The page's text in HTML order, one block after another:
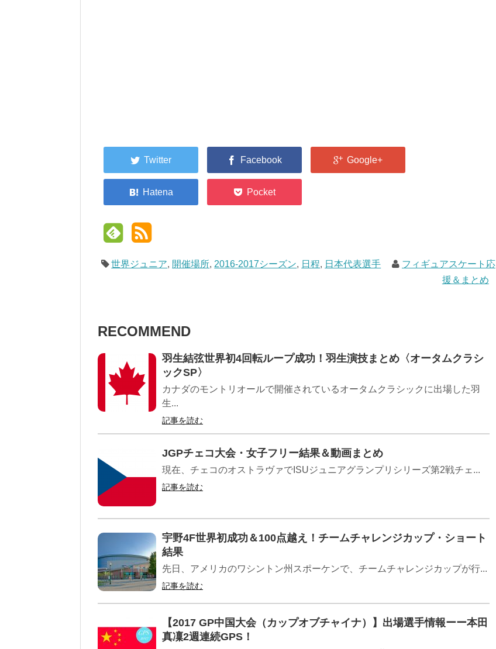
世界ジュニア, 開催場所, 2016-2017シーズン, 日程, 日本代表選手
フィギュアスケート応
援＆まとめ
RECOMMEND
羽生結弦世界初4回転ループ成功！羽生演技まとめ〈オータムクラシ
ックSP〉
カナダのモントリオールで開催されているオータムクラシックに出場した羽
生...
記事を読む
JGPチェコ大会・女子フリー結果＆動画まとめ
現在、チェコのオストラヴァでISUジュニアグランプリシリーズ第2戦チェ...
記事を読む
宇野4F世界初成功＆100点越え！チームチャレンジカップ・ショート
結果
先日、アメリカのワシントン州スポーケンで、チームチャレンジカップが行...
記事を読む
【2017 GP中国大会（カップオブチャイナ）】出場選手情報ーー本田
真凜2週連続GPS！